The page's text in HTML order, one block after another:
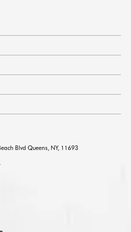
Blvd Queens, NY, 11693